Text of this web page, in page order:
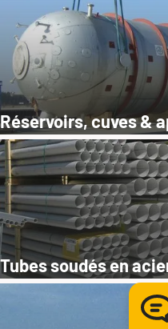
Réservoirs, cuves &
Tubes soudés en
BUTTING
+49